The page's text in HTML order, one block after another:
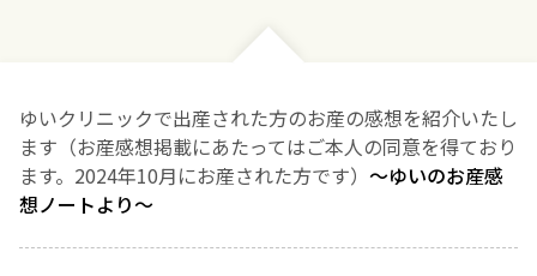
ゆいクリニックで出産された方のお産の感想を紹介いたし
ます（お産感想掲載にあたってはご本人の同意を得ており
ます。2024年10月にお産された方です） ～ゆいのお産感
想ノートより～
診療料金
お産について